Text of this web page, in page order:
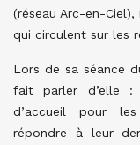
(réseau Arc-en-
qui circulent sur les
Lors de sa séance
fait parler d’elle
d’accueil pour
répondre à leur